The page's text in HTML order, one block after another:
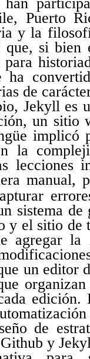
Puerto
y la
que, si bien
de
Jekyll es
un sitio
implicó
la
lecciones
manual,
sistema
y el sitio de
agregar
un editor
de
Github y